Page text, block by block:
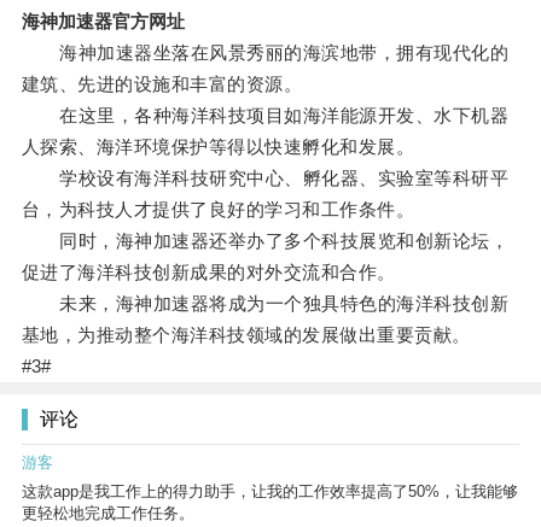
海神加速器官方网址
海神加速器坐落在风景秀丽的海滨地带，拥有现代化的
建筑、先进的设施和丰富的资源。
在这里，各种海洋科技项目如海洋能源开发、水下机器
人探索、海洋环境保护等得以快速孵化和发展。
学校设有海洋科技研究中心、孵化器、实验室等科研平
台，为科技人才提供了良好的学习和工作条件。
同时，海神加速器还举办了多个科技展览和创新论坛，
促进了海洋科技创新成果的对外交流和合作。
未来，海神加速器将成为一个独具特色的海洋科技创新
基地，为推动整个海洋科技领域的发展做出重要贡献。
#3#
评论
游客
这款app是我工作上的得力助手，让我的工作效率提高了50%，让我能够
更轻松地完成工作任务。